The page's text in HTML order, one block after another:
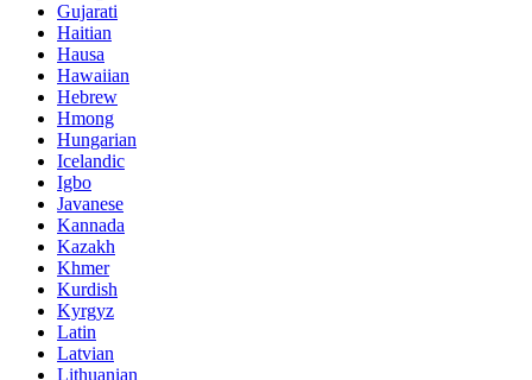
Gujarati
Haitian
Hausa
Hawaiian
Hebrew
Hmong
Hungarian
Icelandic
Igbo
Javanese
Kannada
Kazakh
Khmer
Kurdish
Kyrgyz
Latin
Latvian
Lithuanian